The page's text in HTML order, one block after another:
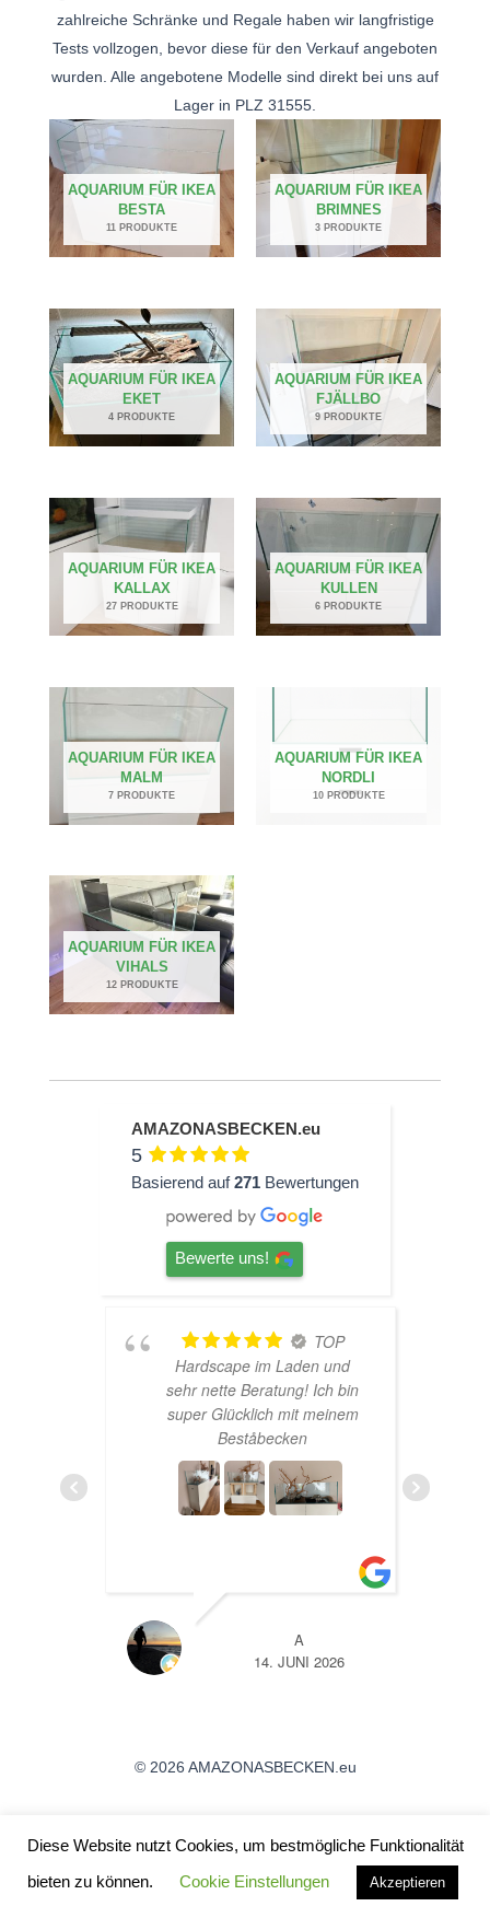
zahlreiche Schränke und Regale haben wir langfristige
Tests vollzogen, bevor diese für den Verkauf angeboten
wurden. Alle angebotene Modelle sind direkt bei uns auf
Lager in PLZ 31555.
AQUARIUM FÜR IKEA
BESTA
11 PRODUKTE
AQUARIUM FÜR IKEA
BRIMNES
3 PRODUKTE
AQUARIUM FÜR IKEA
EKET
4 PRODUKTE
AQUARIUM FÜR IKEA
FJÄLLBO
9 PRODUKTE
AQUARIUM FÜR IKEA
KALLAX
27 PRODUKTE
AQUARIUM FÜR IKEA
KULLEN
6 PRODUKTE
AQUARIUM FÜR IKEA
MALM
7 PRODUKTE
AQUARIUM FÜR IKEA
NORDLI
10 PRODUKTE
AQUARIUM FÜR IKEA
VIHALS
12 PRODUKTE
AMAZONASBECKEN.eu
5
Basierend auf271 Bewertungen
Bewerte uns!
TOP
Hardscape im Laden und
sehr nette Beratung! Ich bin
super Glücklich mit meinem
Beståbecken
A
14. JUNI 2026
© 2026 AMAZONASBECKEN.eu
Angebote / Aktionen
Diese Website nutzt Cookies, um bestmögliche Funktionalität
bieten zu können.
Cookie Einstellungen Akzeptieren